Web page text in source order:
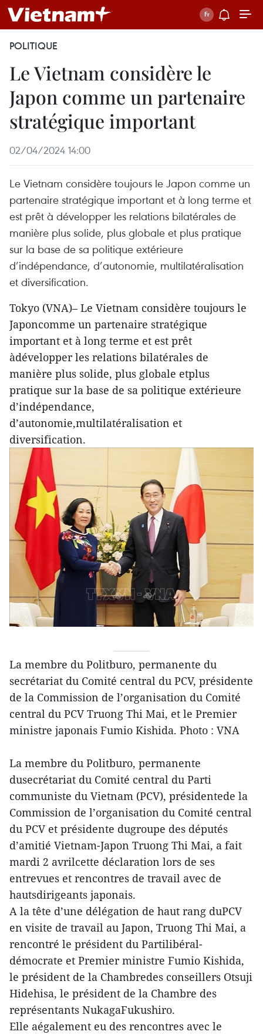
POLITIQUE
Le Vietnam considère le
Japon comme un partenaire
stratégique important
02/04/2024 14:00
Le Vietnam considère toujours le Japon comme un
partenaire stratégique important et à long terme et
est prêt à développer les relations bilatérales de
manière plus solide, plus globale et plus pratique
sur la base de sa politique extérieure
d’indépendance, d’autonomie, multilatéralisation
et diversification.
Tokyo (VNA)– Le Vietnam considère toujours le
Japoncomme un partenaire stratégique
important et à long terme et est prêt
àdévelopper les relations bilatérales de
manière plus solide, plus globale etplus
pratique sur la base de sa politique extérieure
d’indépendance,
d’autonomie,multilatéralisation et
diversification.
La membre du Politburo, permanente du
secrétariat du Comité central du PCV, présidente
de la Commission de l’organisation du Comité
central du PCV Truong Thi Mai, et le Premier
ministre japonais Fumio Kishida. Photo : VNA
La membre du Politburo, permanente
dusecrétariat du Comité central du Parti
communiste du Vietnam (PCV), présidentede la
Commission de l’organisation du Comité central
du PCV et présidente dugroupe des députés
d’amitié Vietnam-Japon Truong Thi Mai, a fait
mardi 2 avrilcette déclaration lors de ses
entrevues et rencontres de travail avec de
hautsdirigeants japonais.
A la tête d’une délégation de haut rang duPCV
en visite de travail au Japon, Truong Thi Mai, a
rencontré le président du Partilibéral-
démocrate et Premier ministre Fumio Kishida,
le président de la Chambredes conseillers Otsuji
Hidehisa, le président de la Chambre des
représentants NukagaFukushiro.
Elle aégalement eu des rencontres avec le